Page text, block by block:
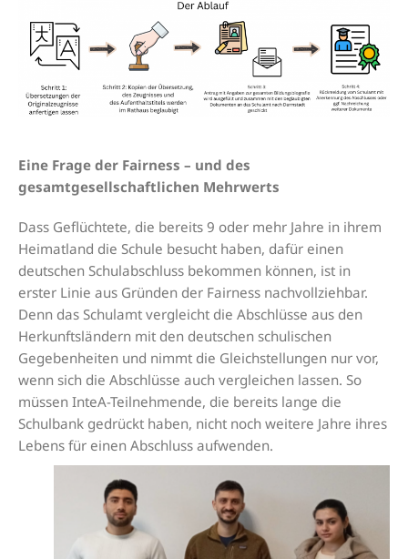
Eine Frage der Fairness – und des
gesamtgesellschaftlichen Mehrwerts
Dass Geflüchtete, die bereits 9 oder mehr Jahre in ihrem
Heimatland die Schule besucht haben, dafür einen
deutschen Schulabschluss bekommen können, ist in
erster Linie aus Gründen der Fairness nachvollziehbar.
Denn das Schulamt vergleicht die Abschlüsse aus den
Herkunftsländern mit den deutschen schulischen
Gegebenheiten und nimmt die Gleichstellungen nur vor,
wenn sich die Abschlüsse auch vergleichen lassen. So
müssen InteA-Teilnehmende, die bereits lange die
Schulbank gedrückt haben, nicht noch weitere Jahre ihres
Lebens für einen Abschluss aufwenden.